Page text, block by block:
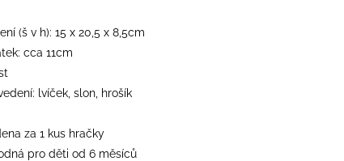
(š v h): 15 x 20,5 x 8,5cm
cca 11cm
lvíček, slon, hrošík
za 1 kus hračky
pro děti od 6 měsíců